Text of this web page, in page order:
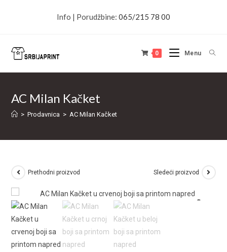
Info | Porudžbine: 065/215 78 00
0 Menu
AC Milan Kačket
> Prodavnica > AC Milan Kačket
Prethodni proizvod Sledeći proizvod